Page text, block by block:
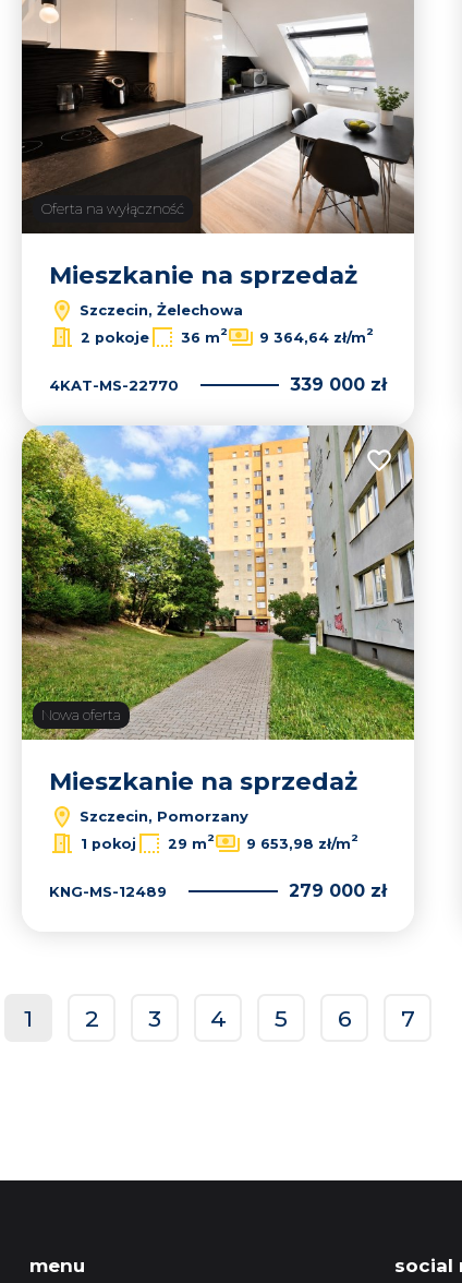
Oferta na wyłączność
Mieszkanie na sprzedaż
Szczecin, Żelechowa
2 pokoje 36 m2 9 364,64 zł/m2
4KAT-MS-22770 339 000 zł
Nowa oferta
Dodaj do
Mieszkanie na sprzedaż
Szczecin, Pomorzany
1 pokoj 29 m2 9 653,98 zł/m2
KNG-MS-12489 279 000 zł
1 2 3 4 5 6 7
menu social